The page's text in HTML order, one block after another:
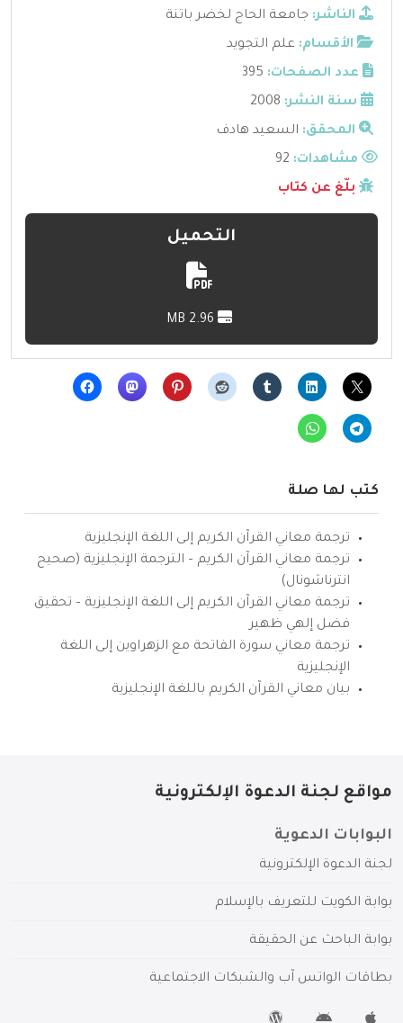
الناشر: جامعة الحاج لخضر باتنة
الأقسام: علم التجويد
عدد الصفحات: 395
سنة النشر: 2008
المحقق: السعيد هادف
مشاهدات:
بلّغ عن كتاب
التحميل
كتب لها صلة
ترجمة معاني القرآن الكريم إلى اللغة الإنجليزية
ترجمة معاني القرآن الكريم – الترجمة الإنجليزية (صحيح
انترناشونال)
ترجمة معاني القرآن الكريم إلى اللغة الإنجليزية – تحقيق
فضل إلهي ظهير
ترجمة معاني سورة الفاتحة مع الزهراوين إلى اللغة
الإنجليزية
بيان معاني القرآن الكريم باللغة الإنجليزية
مواقع لجنة الدعوة الإلكترونية
البوابات الدعوية
لجنة الدعوة الإلكترونية
بوابة الكويت للتعريف بالإسلام
بوابة الباحث عن الحقيقة
بطاقات الواتس آب والشبكات الاجتماعية